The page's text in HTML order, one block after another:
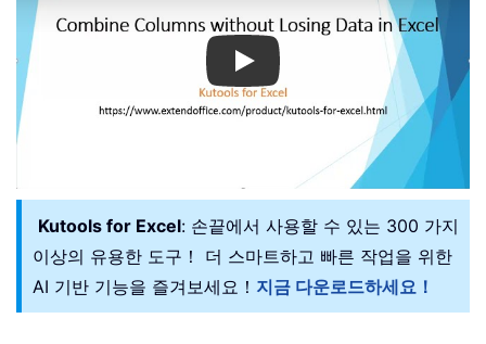
Play
Kutools for Excel: 손끝에서 사용할 수 있는 300 가지
이상의 유용한 도구！ 더 스마트하고 빠른 작업을 위한
AI 기반 기능을 즐겨보세요！ 지금 다운로드하세요！